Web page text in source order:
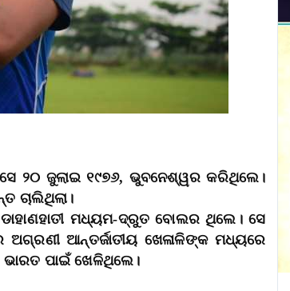
ସେ ୨୦ ଜୁଲାଇ ୧୯୭୬, ଭୁବନେଶ୍ୱର କରିଥିଲେ।
ଚାଲିଥିଲା।
ମଧ୍ୟମ-ଦ୍ରୁତ ବୋଲର ଥିଲେ। ସେ
ଆନ୍ତର୍ଜାତୀୟ ଖେଳାଳିଙ୍କ ମଧ୍ୟରେ
ପାଇଁ ଖେଳିଥିଲେ।